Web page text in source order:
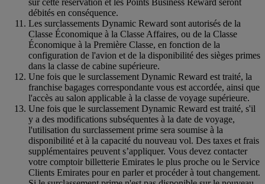
sur cette réservation et les Points Business Reward seront
débités en conséquence.
Les surclassements Dynamic Reward sont autorisés de la
Classe Économique à la Classe Affaires, ou de la Classe
Économique à la Première Classe, en fonction de la
configuration de l'avion et de la disponibilité des sièges primes
dans la classe de cabine supérieure.
Une fois que le surclassement Dynamic Reward est traité, la
franchise bagages correspondante vous est accordée, ainsi que
l'accès au salon applicable à la classe de voyage supérieure.
Une fois que le surclassement Dynamic Reward est traité, s'il
y a des modifications subséquentes à la date de voyage,
l'utilisation du surclassement prime sera soumise à la
disponibilité et à la capacité du nouveau vol. Des taxes et frais
supplémentaires peuvent s’appliquer. Vous devez contacter
votre comptoir billetterie Emirates le plus proche ou le Service
Clients Emirates pour en parler et procéder à tout changement.